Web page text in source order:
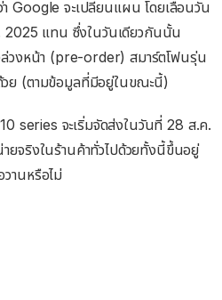
Google จะเปลี่ยนแผน โดยเลื่อนวัน
2025 แทน ซึ่งในวันเดียวกันนั้น
ล่วงหน้า (pre-order) สมาร์ตโฟนรุ่น
ย (ตามข้อมูลที่มีอยู่ในขณะนี้)
series จะเริ่มจัดส่งในวันที่ 28 ส.ค.
ยจริงในร้านค้าทั่วไปด้วยทั้งนี้ขึ้นอยู่
วานหรือไม่